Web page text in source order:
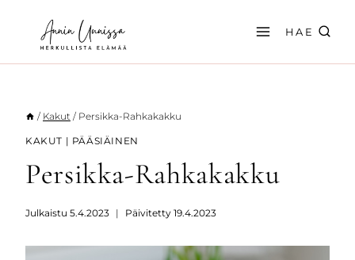
sisältöön
HAE
/ Kakut / Persikka-Rahkakakku
KAKUT | PÄÄSIÄINEN
Persikka-Rahkakakku
Julkaistu 5.4.2023 Päivitetty 19.4.2023